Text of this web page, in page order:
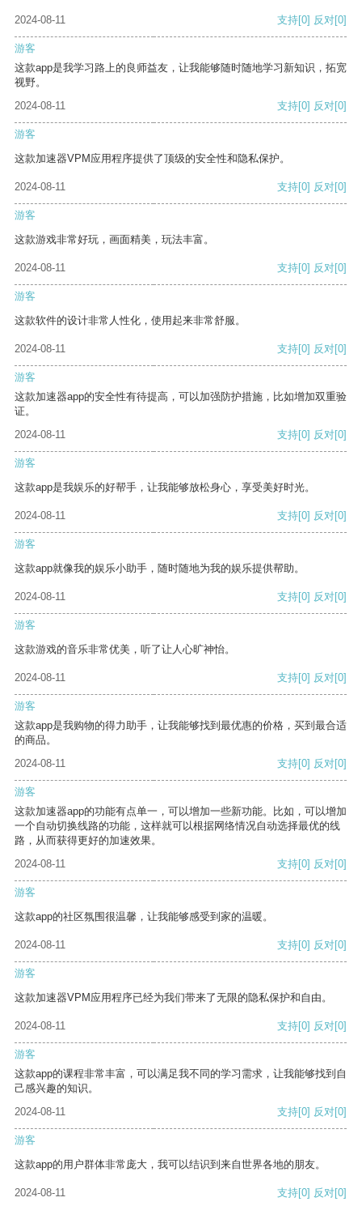
2024-08-11 支持[0] 反对[0]
游客
这款app是我学习路上的良师益友，让我能够随时随地学习新知识，拓宽
视野。
2024-08-11
支持[0] 反对[0]
游客
这款加速器VPM应用程序提供了顶级的安全性和隐私保护。
2024-08-11 支持[0] 反对[0]
游客
这款游戏非常好玩，画面精美，玩法丰富。
2024-08-11 支持[0] 反对[0]
游客
这款软件的设计非常人性化，使用起来非常舒服。
2024-08-11 支持[0] 反对[0]
游客
这款加速器app的安全性有待提高，可以加强防护措施，比如增加双重验
证。
2024-08-11
支持[0] 反对[0]
游客
这款app是我娱乐的好帮手，让我能够放松身心，享受美好时光。
2024-08-11 支持[0] 反对[0]
游客
这款app就像我的娱乐小助手，随时随地为我的娱乐提供帮助。
2024-08-11 支持[0] 反对[0]
游客
这款游戏的音乐非常优美，听了让人心旷神怡。
2024-08-11 支持[0] 反对[0]
游客
这款app是我购物的得力助手，让我能够找到最优惠的价格，买到最合适
的商品。
2024-08-11
支持[0] 反对[0]
游客
这款加速器app的功能有点单一，可以增加一些新功能。比如，可以增加
一个自动切换线路的功能，这样就可以根据网络情况自动选择最优的线
路，从而获得更好的加速效果。
2024-08-11
支持[0] 反对[0]
游客
这款app的社区氛围很温馨，让我能够感受到家的温暖。
2024-08-11 支持[0] 反对[0]
游客
这款加速器VPM应用程序已经为我们带来了无限的隐私保护和自由。
2024-08-11 支持[0] 反对[0]
游客
这款app的课程非常丰富，可以满足我不同的学习需求，让我能够找到自
己感兴趣的知识。
2024-08-11
支持[0] 反对[0]
游客
这款app的用户群体非常庞大，我可以结识到来自世界各地的朋友。
2024-08-11 支持[0] 反对[0]